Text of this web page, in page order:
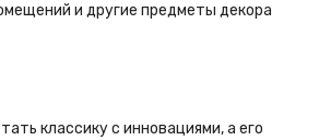
и другие предметы декора
классику с инновациями, а его